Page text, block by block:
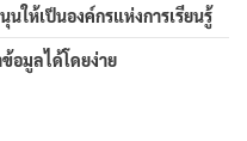
ให้เป็นองค์กรแห่งการเรียนรู้
อมูลได้โดยง่าย